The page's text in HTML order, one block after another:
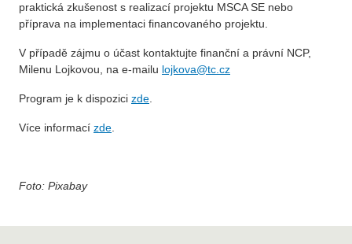
praktická zkušenost s realizací projektu MSCA SE nebo
příprava na implementaci financovaného projektu.
V případě zájmu o účast kontaktujte finanční a právní NCP,
Milenu Lojkovou, na e-mailu lojkova@tc.cz
Program je k dispozici zde.
Více informací zde.
Foto: Pixabay